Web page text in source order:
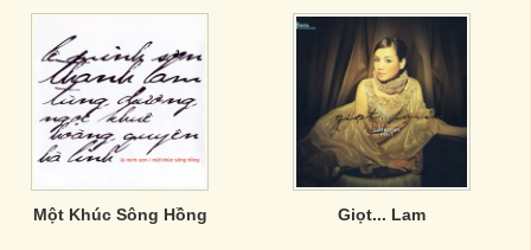
Một Khúc Sông Hồng Giọt... Lam